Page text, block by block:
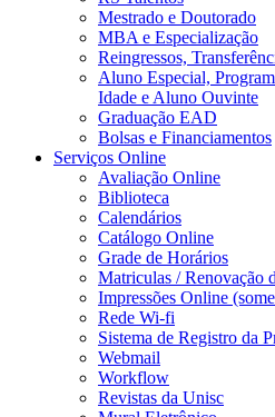
Mestrado e Doutorado
MBA e Especialização
Reingressos,
Aluno Especial,
Idade e Aluno Ouvinte
Graduação EAD
Bolsas e Financiamentos
Serviços Online
Avaliação Online
Biblioteca
Calendários
Catálogo Online
Grade de Horários
Matriculas / Renovação
Impressões Online
Rede Wi-fi
Sistema de Registro da
Webmail
Workflow
Revistas da Unisc